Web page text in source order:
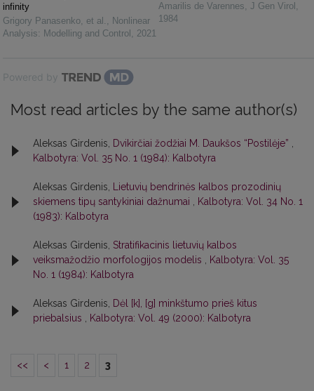
infinity
Grigory Panasenko, et al. , Nonlinear
Analysis: Modelling and Control , 2021
Amarilis de Varennes, J Gen Virol ,
1984
Powered by
Most read articles by the same author(s)
Aleksas Girdenis, Dvikirčiai žodžiai M. Daukšos “Postilėje”
Kalbotyra: Vol. 35 No. 1 (1984): Kalbotyra
Aleksas Girdenis,
Lietuvių bendrinės kalbos prozodinių
skiemens tipų santykiniai dažnumai
Kalbotyra: Vol. 34 No. 1
(1983): Kalbotyra
Aleksas Girdenis, Stratifikacinis lietuvių kalbos
veiksmažodžio morfologijos modelis
Kalbotyra: Vol. 35
No. 1 (1984): Kalbotyra
Aleksas Girdenis,
Dėl [k], [g] minkštumo prieš kitus
priebalsius
Kalbotyra: Vol. 49 (2000): Kalbotyra
<< < 1 2 3